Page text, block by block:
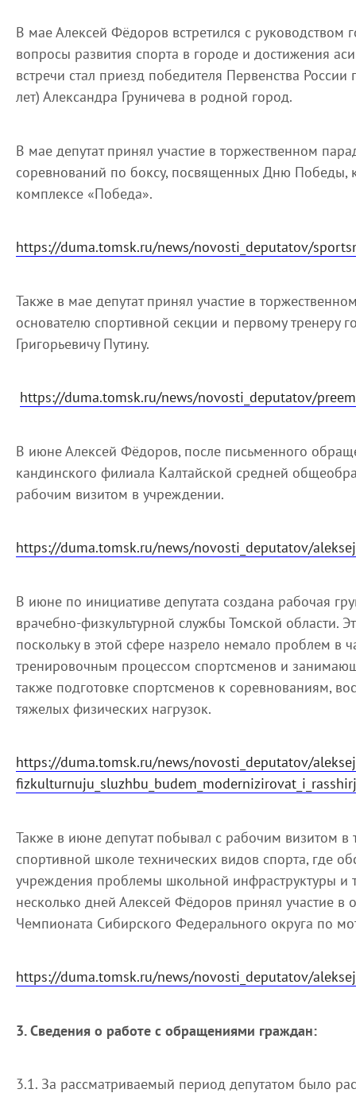
В мае Алексей Фёдоров встретился с руководством
вопросы развития спорта в городе и достижения
встречи стал приезд победителя Первенства
лет) Александра Груничева в родной город.
В мае депутат принял участие в торжественном
соревнований по боксу, посвященных Дню Победы,
комплексе «Победа».
https://duma.tomsk.ru/news/novosti_deputatov/
Также в мае депутат принял участие в
основателю спортивной секции и первому тренеру
Григорьевичу Путину.
https://duma.tomsk.ru/news/novosti_deputatov/
В июне Алексей Фёдоров, после письменного
кандинского филиала Калтайской средней
рабочим визитом в учреждении.
https://duma.tomsk.ru/news/novosti_deputatov/
В июне по инициативе депутата создана рабочая
врачебно-физкультурной службы Томской области.
поскольку в этой сфере назрело немало проблем в
тренировочным процессом спортсменов и
также подготовке спортсменов к соревнованиям,
тяжелых физических нагрузок.
https://duma.tomsk.ru/news/novosti_deputatov/
Также в июне депутат побывал с рабочим визитом
спортивной школе технических видов спорта, где
учреждения проблемы школьной инфраструктуры и
несколько дней Алексей Фёдоров принял участие в
Чемпионата Сибирского Федерального округа по
https://duma.tomsk.ru/news/novosti_deputatov/
3. Сведения о работе с обращениями граждан:
3.1. За рассматриваемый период депутатом было